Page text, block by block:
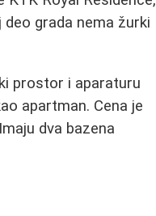
grada nema žurki
prostor i aparaturu
apartman. Cena je
dva bazena